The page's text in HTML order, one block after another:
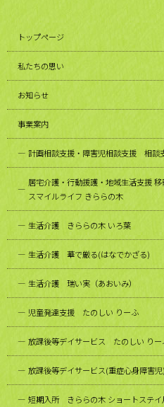
トップページ
私たちの思い
お知らせ
事業案内
計画相談支援・障害児相談支援 相談
居宅介護・行動援護・地域生活支援
スマイルライフ きららの木
生活介護 きららの木 いろ葉
生活介護 華で厳る(はなでかざる)
生活介護 瑞い実（あおいみ）
児童発達支援 たのしい りーふ
放課後等デイサービス たのしい りー
放課後等デイサービス(重症心身障害
短期入所 きららの木 ショートステイ